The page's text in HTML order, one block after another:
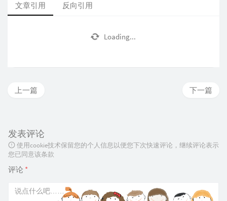
文章引用 反向引用
Loading...
下一篇
上一篇
发表评论
使用cookie技术保留您的个人信息以便您下次快速评论，继续评论表示
您已同意该条款
评论 *